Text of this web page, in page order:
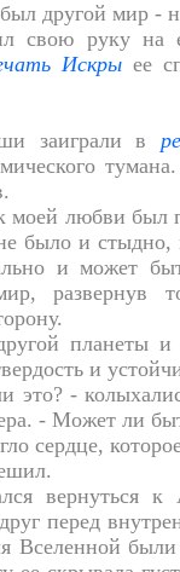
другой мир -
свою руку на
Искрыее
заиграли в
моей любви был
было и стыдно,
и может
развернув
планеты
и
это? -
- Может ли
сердце,
вернуться к
перед
Вселенной